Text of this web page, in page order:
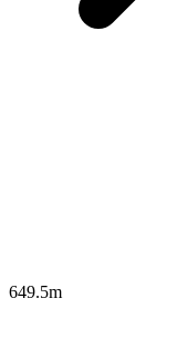
649.5m